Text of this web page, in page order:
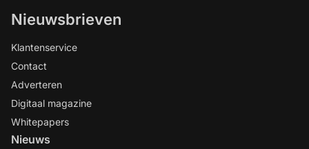
Nieuwsbrieven
Klantenservice
Contact
Adverteren
Digitaal magazine
Whitepapers
Nieuws